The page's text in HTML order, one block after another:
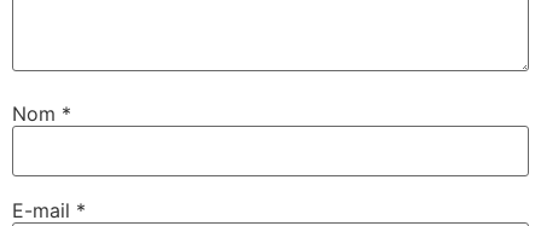
Nom *
E-mail *